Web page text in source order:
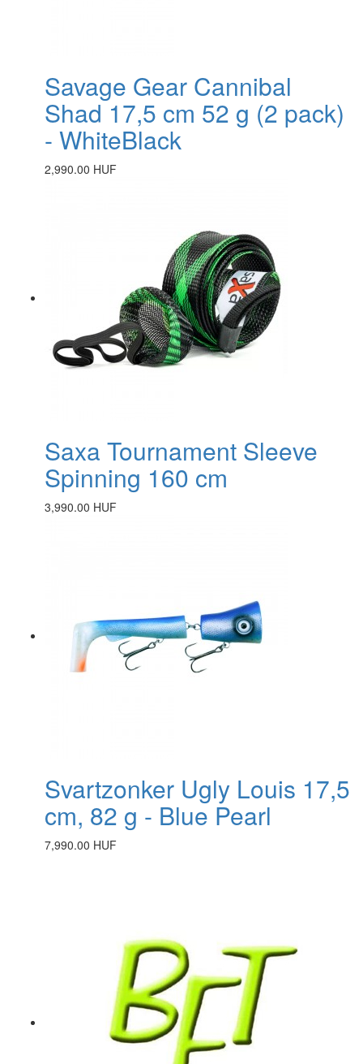
Savage Gear Cannibal
Shad 17,5 cm 52 g (2 pack)
- WhiteBlack
2,990.00 HUF
Saxa Tournament Sleeve
Spinning 160 cm
3,990.00 HUF
Svartzonker Ugly Louis 17,5
cm, 82 g - Blue Pearl
7,990.00 HUF